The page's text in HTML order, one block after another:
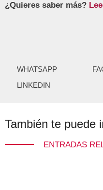
¿Quieres saber más?
WHATSAPP
LINKEDIN
También te puede
ENTRADAS